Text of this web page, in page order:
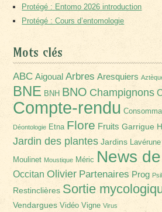
Protégé : Entomo 2026 introduction
Protégé : Cours d’entomologie
Mots clés
ABC Aigoual Arbres Aresquiers
BNE BNH BNO Champignons
Compte-rendu
Déontologie Etna Flore Fruits Garrigue
Jardin des plantes Jardins Lavérune
Moulinet Moustique Méric News
Occitan Olivier Partenaires Prog
Restinclières Sortie
Vendargues Vidéo Vigne Virus